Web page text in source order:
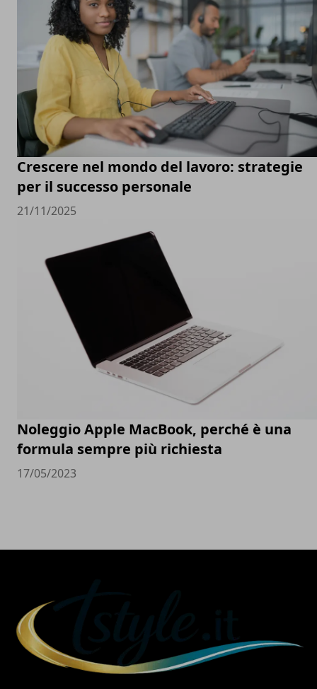
Crescere nel mondo del lavoro: strategie
per il successo personale
21/11/2025
Noleggio Apple MacBook, perché è una
formula sempre più richiesta
17/05/2023